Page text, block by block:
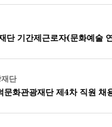
단 기간제근로자(문화예술
단
문화관광재단 제4차 직원 채